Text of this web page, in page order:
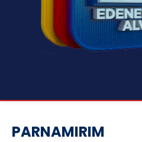
PARNAMIRIM